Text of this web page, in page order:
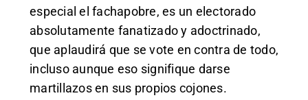
especial el fachapobre, es un electorado
absolutamente fanatizado y adoctrinado,
que aplaudirá que se vote en contra de todo,
incluso aunque eso signifique darse
martillazos en sus propios cojones.